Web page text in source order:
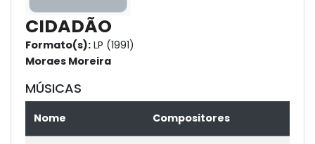
CIDADÃO
Formato(s): LP (1991)
Moraes Moreira
MÚSICAS
Nome Compositores